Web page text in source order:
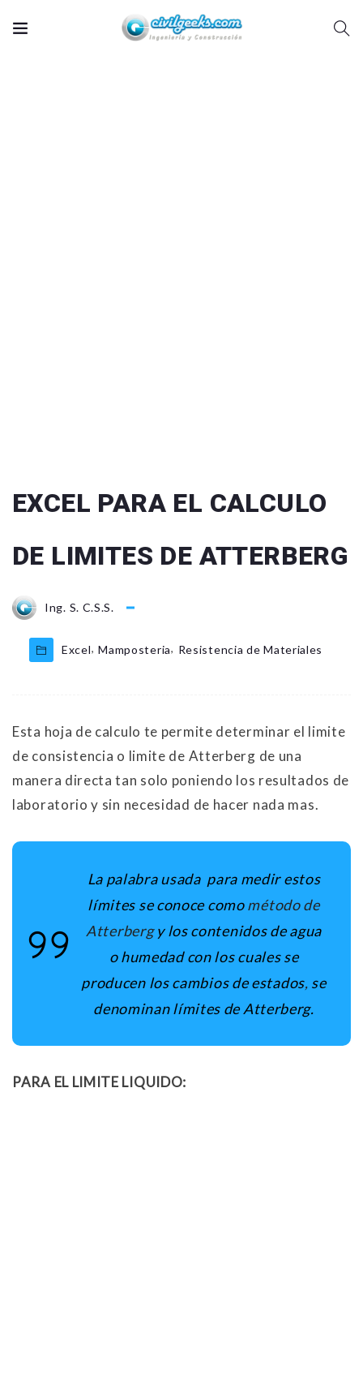
EXCEL PARA EL CALCULO
DE LIMITES DE ATTERBERG
Ing. S. C.S.S.
Excel, Mamposteria, Resistencia de Materiales
Esta hoja de calculo te permite determinar el limite
de consistencia o limite de Atterberg de una
manera directa tan solo poniendo los resultados de
laboratorio y sin necesidad de hacer nada mas.
La palabra usada para medir estos
límites se conoce comométodo de
Atterbergy los contenidos de agua
o humedad con los cuales se
producen los cambios de estados, se
denominan límites de Atterberg.
PARA EL LIMITE LIQUIDO: